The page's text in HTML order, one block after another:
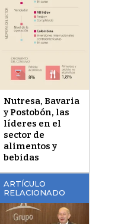
Nutresa, Bavaria
y Postobón, las
líderes en el
sector de
alimentos y
bebidas
ARTÍCULO
RELACIONADO